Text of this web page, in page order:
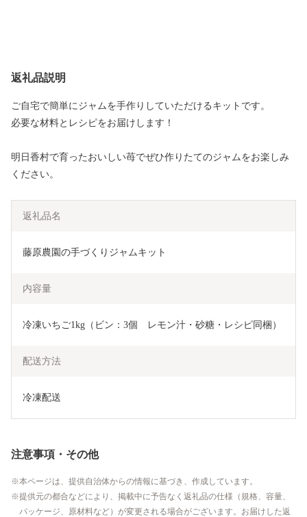
返礼品説明
ご自宅で簡単にジャムを手作りしていただけるキットです。
必要な材料とレシピをお届けします！
明日香村で育ったおいしい苺でぜひ作りたてのジャムをお楽しみ
ください。
返礼品名
藤原農園の手づくりジャムキット
内容量
冷凍いちご1kg（ビン：3個　レモン汁・砂糖・レシピ同梱）
配送方法
冷凍配送
注意事項・その他
本ページは、提供自治体からの情報に基づき、作成しています。
提供元の都合などにより、掲載中に予告なく返礼品の仕様（規格、容量、
パッケージ、原材料など）が変更される場合がございます。お届けした返